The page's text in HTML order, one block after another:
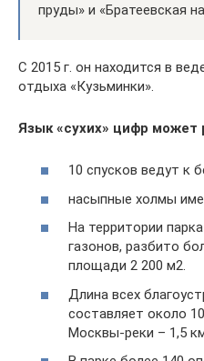
пруды» и «Братеевская
С 2015 г. он находится в
отдыха «Кузьминки».
Язык «сухих» цифр может
10 спусков ведут к
насыпные холмы
На территории
газонов, разбито
площади 2 200 м2.
Длина всех
составляет около
Москвы-реки – 1,5